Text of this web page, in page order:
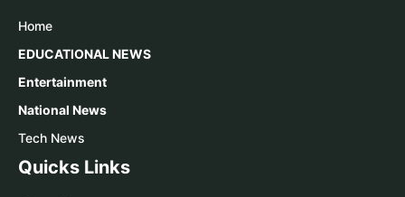
Home
EDUCATIONAL NEWS
Entertainment
National News
Tech News
Quicks Links